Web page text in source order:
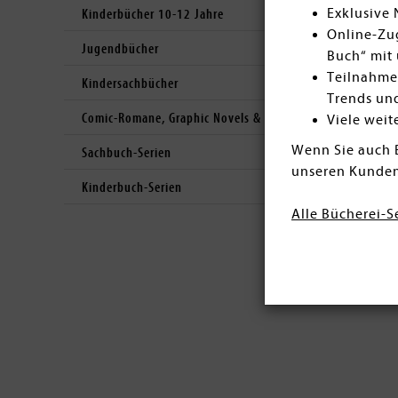
Exklusive
Online-
Buch“ mit
Trends
Viele
Wenn Sie auch
unseren
Alle Bücherei-
Kinderbücher 10-12 Jahre
Jugendbücher
Kindersachbücher
Comic-Romane, Graphic Novels & Manga
Sachbuch-Serien
Kinderbuch-Serien